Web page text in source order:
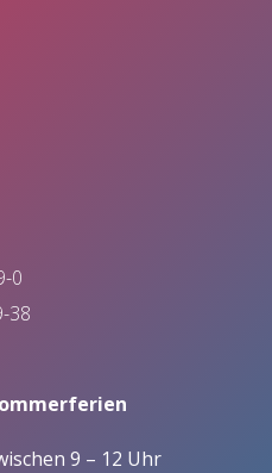
0
38
9 – 12 Uhr